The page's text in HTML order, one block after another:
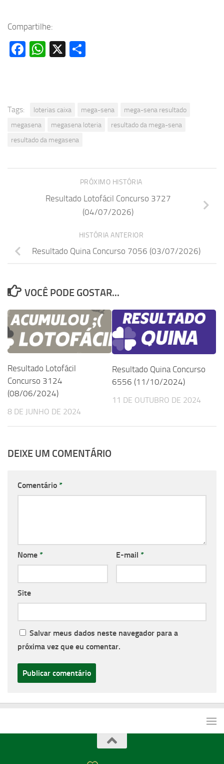
Compartilhe:
Facebook
WhatsApp
X
Tags: loterias caixa mega-sena
mega-sena resultado
megasena
megasena loteria
resultado da mega-sena
resultado da megasena
PRÓXIMO HISTÓRIA
Resultado Lotofácil Concurso 3727
(04/07/2026)
HISTÓRIA ANTERIOR
Resultado Quina Concurso 7056 (03/07/2026)
VOCÊ PODE GOSTAR...
Resultado Lotofácil
Concurso 3124
(08/06/2024)
8 DE JUNHO DE 2024
Resultado Quina Concurso
6556 (11/10/2024)
11 DE OUTUBRO DE 2024
DEIXE UM COMENTÁRIO
Comentário *
Nome * E-mail *
Site
Salvar meus dados neste navegador para a
próxima vez que eu comentar.